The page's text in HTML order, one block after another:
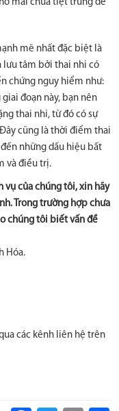
mai chưa tiệt trùng để
mẽ nhất đặc biệt là
lưu tâm bởi thai nhi có
chứng nguy hiểm như:
đoạn này, bạn nên
thai nhi, từ đó có sự
cũng là thời điểm thai
những dấu hiệu bất
và điều trị.
vụ của chúng tôi, xin hãy
Trong trường hợp chưa
chúng tôi biết vấn đề
Hóa.
các kênh liên hệ trên